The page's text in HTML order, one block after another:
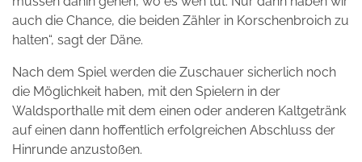
auch die Chance, die beiden Zähler in Korschenbroich zu
halten“, sagt der Däne.
Nach dem Spiel werden die Zuschauer sicherlich noch
die Möglichkeit haben, mit den Spielern in der
Waldsporthalle mit dem einen oder anderen Kaltgetränk
auf einen dann hoffentlich erfolgreichen Abschluss der
Hinrunde anzustoßen.